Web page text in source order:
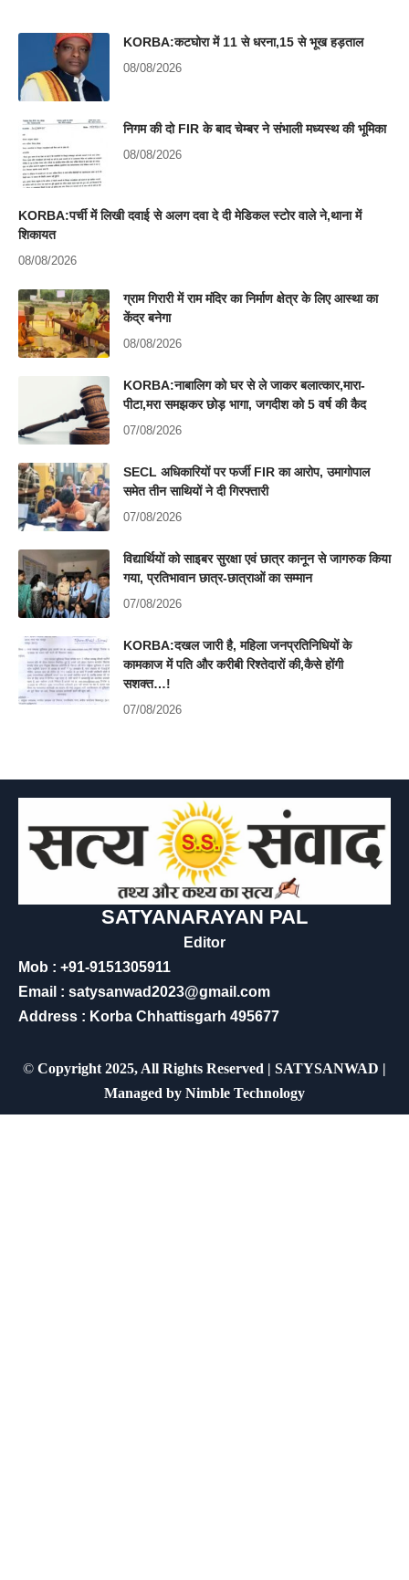
KORBA:कटघोरा में 11 से धरना,15 से भूख हड़ताल
08/08/2026
निगम की दो FIR के बाद चेम्बर ने संभाली मध्यस्थ की भूमिका
08/08/2026
KORBA:पर्ची में लिखी दवाई से अलग दवा दे दी मेडिकल स्टोर वाले ने,थाना में
शिकायत
08/08/2026
ग्राम गिरारी में राम मंदिर का निर्माण क्षेत्र के लिए आस्था का
केंद्र बनेगा
08/08/2026
KORBA:नाबालिग को घर से ले जाकर बलात्कार,मारा-
पीटा,मरा समझकर छोड़ भागा, जगदीश को 5 वर्ष की कैद
07/08/2026
SECL अधिकारियों पर फर्जी FIR का आरोप, उमागोपाल
समेत तीन साथियों ने दी गिरफ्तारी
07/08/2026
विद्यार्थियों को साइबर सुरक्षा एवं छात्र कानून से जागरुक किया
गया, प्रतिभावान छात्र-छात्राओं का सम्मान
07/08/2026
KORBA:दखल जारी है, महिला जनप्रतिनिधियों के
कामकाज में पति और करीबी रिश्तेदारों की,कैसे होंगी
सशक्त…!
07/08/2026
SATYANARAYAN PAL
Editor
Mob : +91-9151305911
Email : satysanwad2023@gmail.com
Address : Korba Chhattisgarh 495677
© Copyright 2025, All Rights Reserved | SATYSANWAD |
Managed by Nimble Technology